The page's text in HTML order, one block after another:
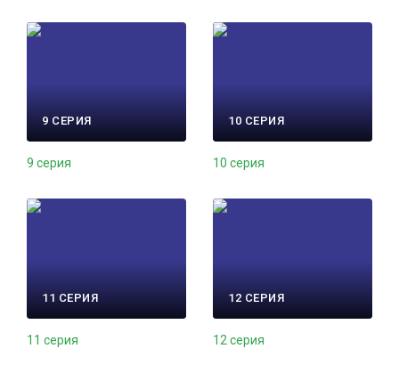
9 СЕРИЯ
9 серия
10 СЕРИЯ
10 серия
11 СЕРИЯ
11 серия
12 СЕРИЯ
12 серия